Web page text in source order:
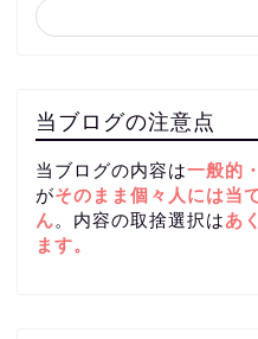
当ブログの注意点
当ブログの内容は一般的
がそのまま個々人には当
ん。内容の取捨選択はあ
ます。